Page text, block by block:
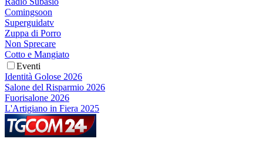
Comingsoon
Superguidatv
Zuppa di Porro
Non Sprecare
Cotto e Mangiato
Eventi
Identità Golose 2026
Salone del Risparmio 2026
Fuorisalone 2026
L'Artigiano in Fiera 2025